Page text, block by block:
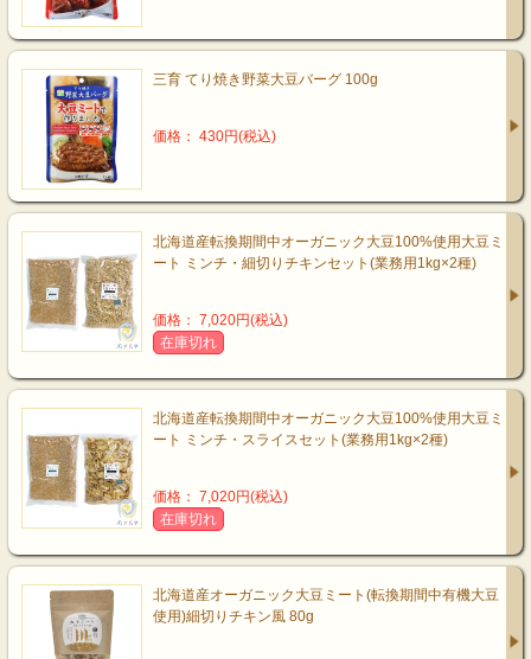
三育 てり焼き野菜大豆バーグ 100g
価格： 430円(税込)
北海道産転換期間中オーガニック大豆100%使用大豆ミ
ート ミンチ・細切りチキンセット(業務用1kg×2種)
価格： 7,020円(税込)
在庫切れ
北海道産転換期間中オーガニック大豆100%使用大豆ミ
ート ミンチ・スライスセット(業務用1kg×2種)
価格： 7,020円(税込)
在庫切れ
北海道産オーガニック大豆ミート(転換期間中有機大豆
使用)細切りチキン風 80g